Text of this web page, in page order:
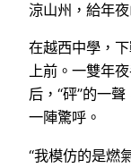
涼山州，給年
在越西中學，
上前。一雙年
后，“砰”的一
一陣驚呼。
“我模仿的是燃